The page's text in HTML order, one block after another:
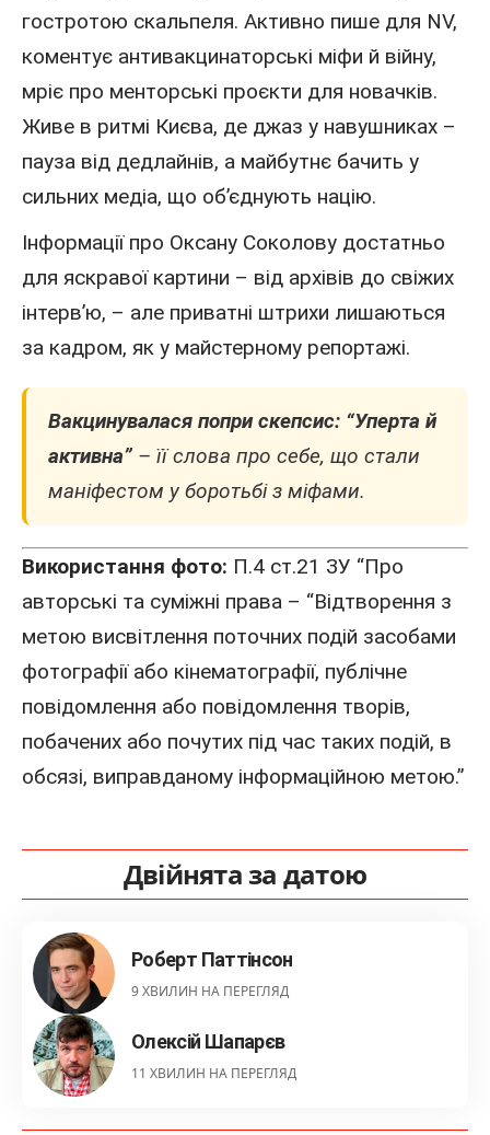
гостротою скальпеля. Активно пише для NV,
коментує антивакцинаторські міфи й війну,
мріє про менторські проєкти для новачків.
Живе в ритмі Києва, де джаз у навушниках –
пауза від дедлайнів, а майбутнє бачить у
сильних медіа, що об’єднують націю.
Інформації про Оксану Соколову достатньо
для яскравої картини – від архівів до свіжих
інтерв’ю, – але приватні штрихи лишаються
за кадром, як у майстерному репортажі.
Вакцинувалася попри скепсис: “Уперта й
активна” – її слова про себе, що стали
маніфестом у боротьбі з міфами.
Використання фото: П.4 ст.21 ЗУ “Про
авторські та суміжні права – “Відтворення з
метою висвітлення поточних подій засобами
фотографії або кінематографії, публічне
повідомлення або повідомлення творів,
побачених або почутих під час таких подій, в
обсязі, виправданому інформаційною метою.”
Двійнята за датою
Роберт Паттінсон
9 ХВИЛИН НА ПЕРЕГЛЯД
Олексій Шапарєв
11 ХВИЛИН НА ПЕРЕГЛЯД